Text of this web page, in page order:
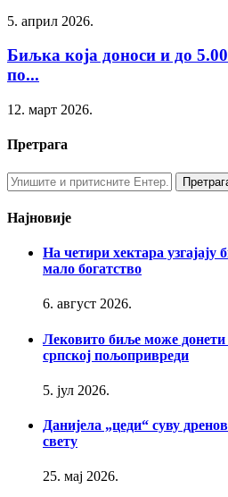
5. април 2026.
Биљка која доноси и до
по...
12. март 2026.
Претрага
Најновије
На четири хектара узгајају
мало богатство
6. август 2026.
Лековито биље може донети
српској пољопривреди
5. јул 2026.
Данијела „цеди“ суву
свету
25. мај 2026.